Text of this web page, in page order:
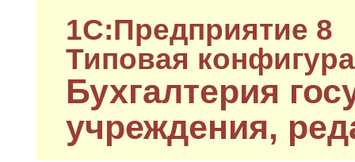
1C:Предприятие 8
Типовая
Бухгалтерия
учреждения,